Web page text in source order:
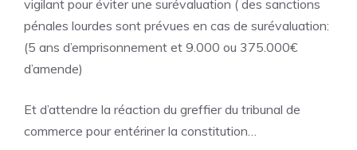
vigilant pour éviter une surévaluation ( des sanctions
pénales lourdes sont prévues en cas de surévaluation:
(5 ans d’emprisonnement et 9.000 ou 375.000€
d’amende)
Et d’attendre la réaction du greffier du tribunal de
commerce pour entériner la constitution…